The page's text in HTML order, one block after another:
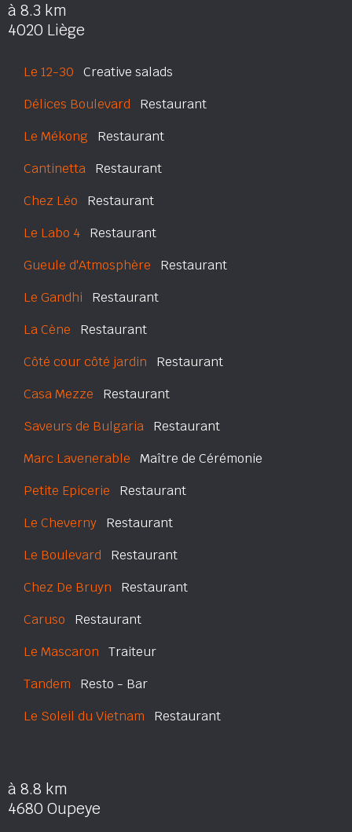
à 8.3 km
4020 Liège
Le 12-30 Creative salads
Délices Boulevard Restaurant
Le Mékong Restaurant
Cantinetta Restaurant
Chez Léo Restaurant
Le Labo 4 Restaurant
Gueule d'Atmosphère Restaurant
Le Gandhi Restaurant
La Cène Restaurant
Côté cour côté jardin Restaurant
Casa Mezze Restaurant
Saveurs de Bulgaria Restaurant
Marc Lavenerable Maître de Cérémonie
Petite Epicerie Restaurant
Le Cheverny Restaurant
Le Boulevard Restaurant
Chez De Bruyn Restaurant
Caruso Restaurant
Le Mascaron Traiteur
Tandem Resto - Bar
Le Soleil du Vietnam Restaurant
à 8.8 km
4680 Oupeye